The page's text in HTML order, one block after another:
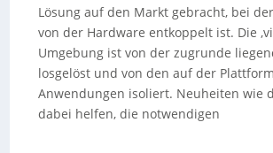
Lösung auf den Markt gebracht, bei
von der Hardware entkoppelt ist. Die
Umgebung ist von der zugrunde
losgelöst und von den auf der
Anwendungen isoliert. Neuheiten wie
dabei helfen, die notwendigen